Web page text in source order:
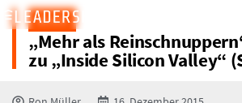
BLOG
„Mehr als
zu „Inside Silicon Valley“